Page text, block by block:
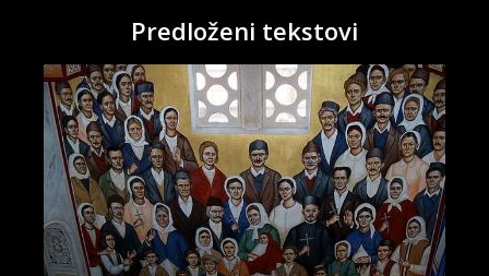
Predloženi tekstovi